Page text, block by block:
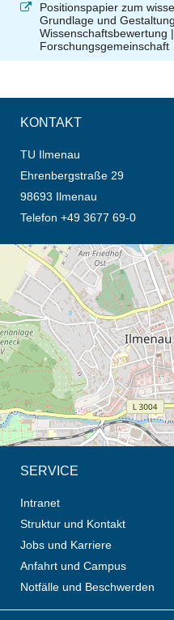
Positionspapier zum
Grundlage und
Wissenschaftsbewertung
Forschungsgemeinschaft
KONTAKT
TU Ilmenau
Ehrenbergstraße 29
98693 Ilmenau
Telefon +49 3677 69-0
Öffnet die Anfahrtsbeschreibung
SERVICE
Intranet
Struktur und Kontakt
Jobs und Karriere
Anfahrt und Campus
Notfälle und Beschwerden